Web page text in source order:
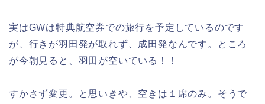
実はGWは特典航空券での旅行を予定しているのです
が、行きが羽田発が取れず、成田発なんです。ところ
が今朝見ると、羽田が空いている！！
すかさず変更。と思いきや、空きは１席のみ。そうで